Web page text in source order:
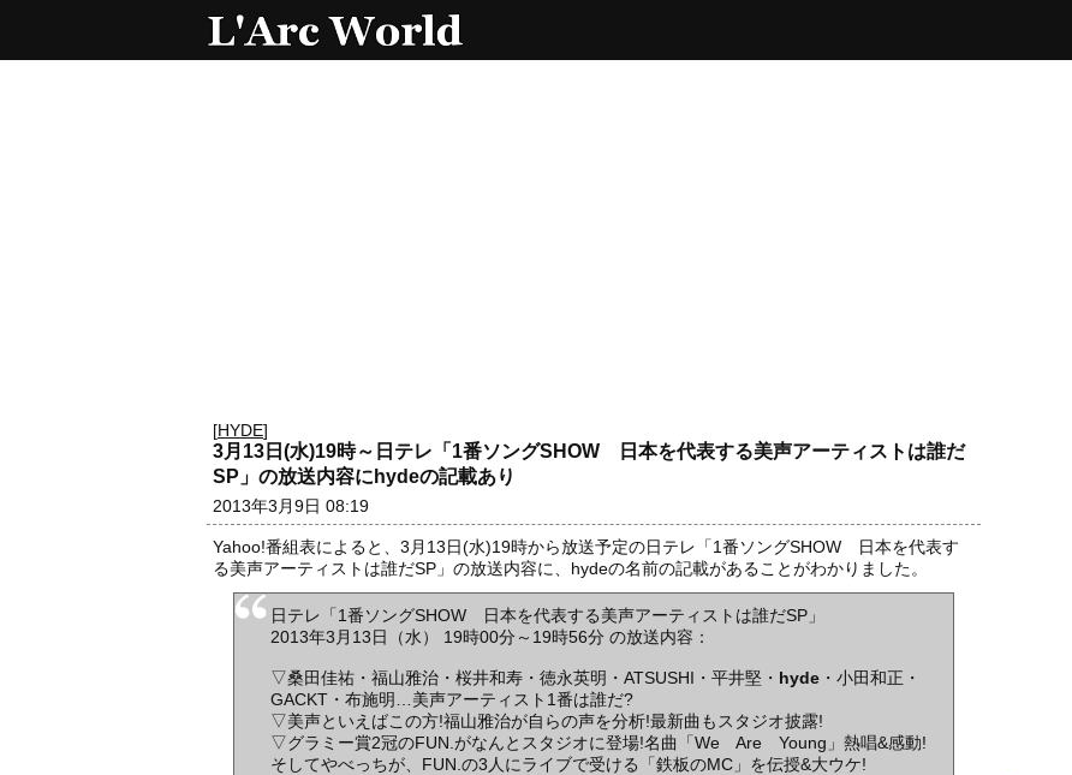
[HYDE]
3月13日(水)19時～日テレ「1番ソングSHOW 日本を代表する美声アーティストは誰だ
SP」の放送内容にhydeの記載あり
2013年3月9日 08:19
Yahoo!番組表によると、3月13日(水)19時から放送予定の日テレ「1番ソングSHOW 日本を代表す
る美声アーティストは誰だSP」の放送内容に、hydeの名前の記載があることがわかりました。
日テレ「1番ソングSHOW 日本を代表する美声アーティストは誰だSP」
2013年3月13日（水） 19時00分～19時56分 の放送内容：
▽桑田佳祐・福山雅治・桜井和寿・徳永英明・ATSUSHI・平井堅・ hyde ・小田和正・
GACKT・布施明…美声アーティスト1番は誰だ?
▽美声といえばこの方!福山雅治が自らの声を分析!最新曲もスタジオ披露!
▽グラミー賞2冠のFUN.がなんとスタジオに登場!名曲「We Are Young」熱唱&感動!
そしてやべっちが、FUN.の3人にライブで受ける「鉄板のMC」を伝授&大ウケ!